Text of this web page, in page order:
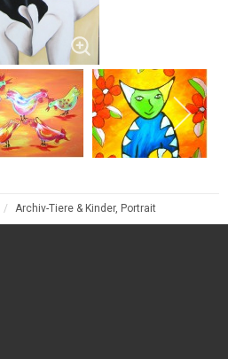
Archiv-Tiere & Kinder, Portrait